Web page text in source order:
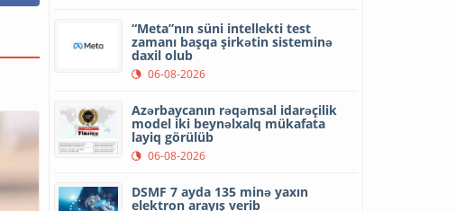
“Meta”nın süni intellekti test
zamanı başqa şirkətin sisteminə
daxil olub
06-08-2026
Azərbaycanın rəqəmsal idarəçilik
model iki beynəlxalq mükafata
layiq görülüb
06-08-2026
DSMF 7 ayda 135 minə yaxın
elektron arayış verib